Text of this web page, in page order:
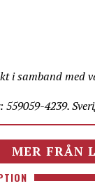
i samband med
4239.
MER FRÅN